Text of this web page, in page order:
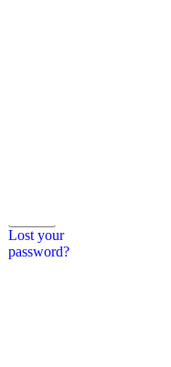
Lost your
password?